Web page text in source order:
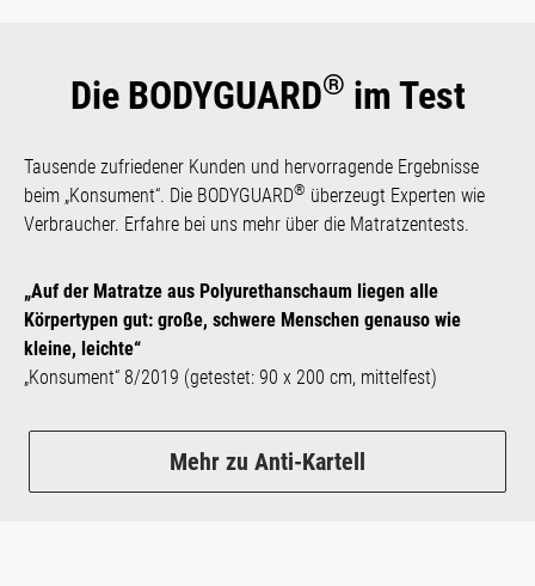
Die BODYGUARD® im Test
Tausende zufriedener Kunden und hervorragende Ergeb­nisse
beim „Konsument“. Die BODYGUARD® überzeugt Experten wie
Verbraucher. Erfahre bei uns mehr über die Matratzen­tests.
„Auf der Matratze aus Polyurethanschaum liegen alle
Körpertypen gut: große, schwere Menschen genauso wie
kleine, leichte“
„Konsument“ 8/2019 (getestet: 90 x 200 cm, mittelfest)
Mehr zu Anti-Kartell